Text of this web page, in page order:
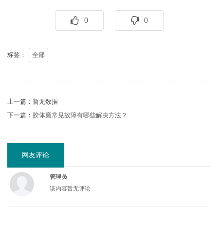
0 0
标签： 全部
上一篇：暂无数据
下一篇： 胶体磨常见故障有哪些解决方法？
网友评论
管理员
该内容暂无评论